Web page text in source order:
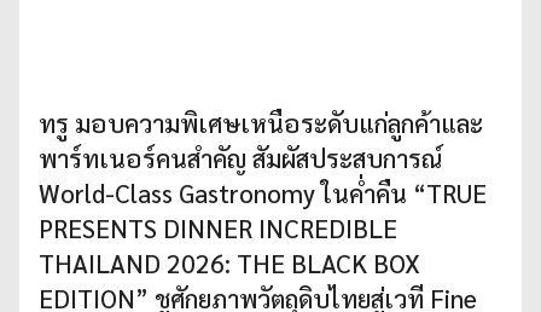
ทรู มอบความพิเศษเหนือระดับแก่ลูกค้าและ
พาร์ทเนอร์คนสำคัญ สัมผัสประสบการณ์
World-Class Gastronomy ในค่ำคืน “TRUE
PRESENTS DINNER INCREDIBLE
THAILAND 2026: THE BLACK BOX
EDITION” ชูศักยภาพวัตถุดิบไทยสู่เวที Fine